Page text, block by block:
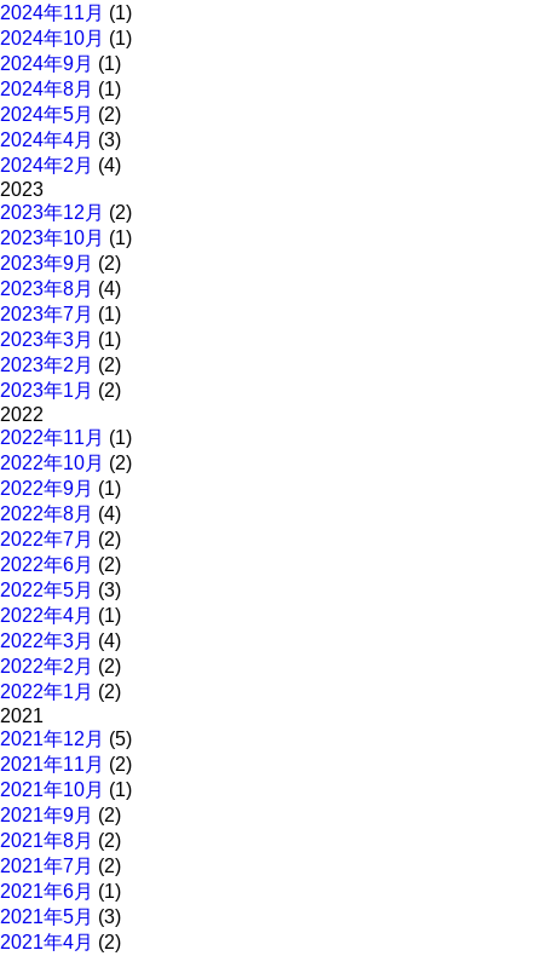
2024年11月 (1)
2024年10月 (1)
2024年9月 (1)
2024年8月 (1)
2024年5月 (2)
2024年4月 (3)
2024年2月 (4)
2023
2023年12月 (2)
2023年10月 (1)
2023年9月 (2)
2023年8月 (4)
2023年7月 (1)
2023年3月 (1)
2023年2月 (2)
2023年1月 (2)
2022
2022年11月 (1)
2022年10月 (2)
2022年9月 (1)
2022年8月 (4)
2022年7月 (2)
2022年6月 (2)
2022年5月 (3)
2022年4月 (1)
2022年3月 (4)
2022年2月 (2)
2022年1月 (2)
2021
2021年12月 (5)
2021年11月 (2)
2021年10月 (1)
2021年9月 (2)
2021年8月 (2)
2021年7月 (2)
2021年6月 (1)
2021年5月 (3)
2021年4月 (2)